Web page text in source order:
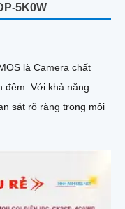
5K0W
là Camera chất
năng
sát rõ ràng trong môi